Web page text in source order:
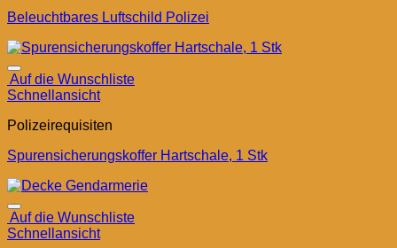
Beleuchtbares Luftschild Polizei
Auf die Wunschliste
Schnellansicht
Polizeirequisiten
Spurensicherungskoffer Hartschale, 1 Stk
Auf die Wunschliste
Schnellansicht